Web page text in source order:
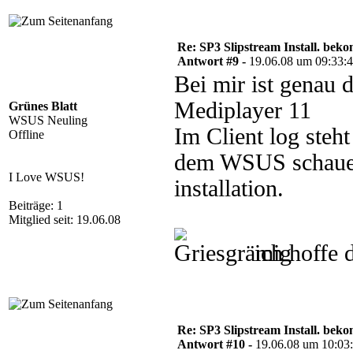
Grünes Blatt
WSUS Neuling
Offline
I Love WSUS!
Beiträge: 1
Mitglied seit: 19.06.08
Re: SP3 Slipstream Install.
Antwort #9 - 19.06.08 um
Bei mir ist genau
Mediplayer 11
Im Client log
dem WSUS
installation.
ich hoffe
Re: SP3 Slipstream Install.
Antwort #10 - 19.06.08 um